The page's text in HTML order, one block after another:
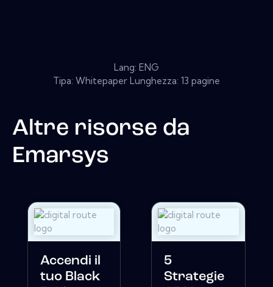
Lang: ENG
Tipa: Whitepaper Lunghezza: 13 pagine
Altre risorse da
Emarsys
Accendi il
tuo Black
5
Strategie